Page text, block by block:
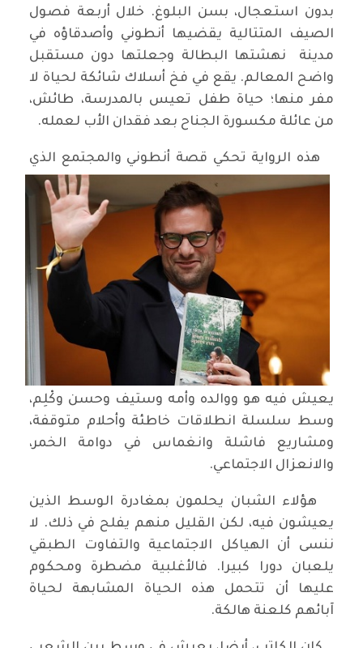
بدون استعجال، بسن البلوغ. خلال أربعة فصول
الصيف المتتالية يقضيها أنطوني وأصدقاؤه في
مدينة نهشتها البطالة وجعلتها دون مستقبل
واضح المعالم. يقع في فخ أسلاك شائكة لحياة لا
مفر منها؛ حياة طفل تعيس بالمدرسة، طائش،
من عائلة مكسورة الجناح بعد فقدان الأب لعمله.
هذه الرواية تحكي قصة أنطوني والمجتمع الذي
يعيش فيه هو ووالده وأمه وستيف وحسن وكْلِم،
وسط سلسلة انطلاقات خاطئة وأحلام متوقفة،
ومشاريع فاشلة وانغماس في دوامة الخمر،
والانعزال الاجتماعي.
هؤلاء الشبان يحلمون بمغادرة الوسط الذين
يعيشون فيه، لكن القليل منهم يفلح في ذلك. لا
ننسى أن الهياكل الاجتماعية والتفاوت الطبقي
يلعبان دورا كبيرا. فالأغلبية مضطرة ومحكوم
عليها أن تتحمل هذه الحياة المشابهة لحياة
آبائهم كلعنة هالكة.